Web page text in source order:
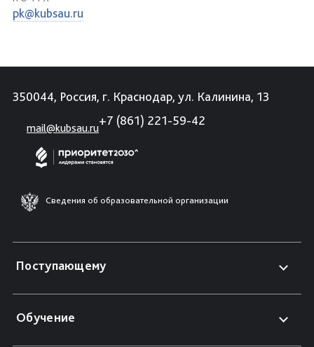
pk@kubsau.ru
350044, Россия, г. Краснодар, ул. Калинина, 13
mail@kubsau.ru
+7 (861) 221-59-42
Сведения об образовательной организации
Поступающему
Обучение